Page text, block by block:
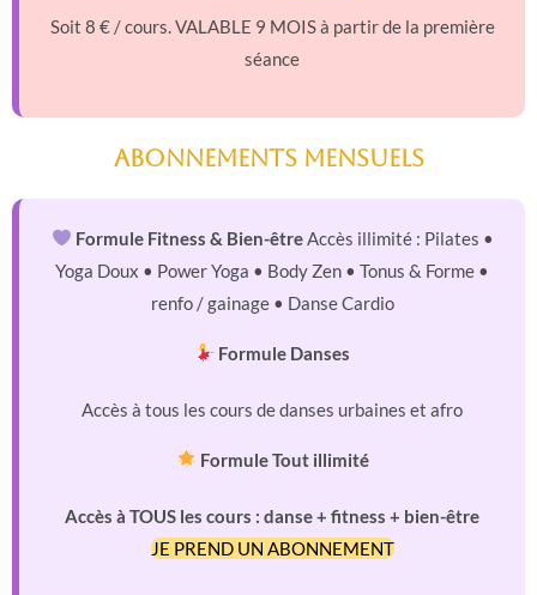
Soit 8 € / cours. VALABLE 9 MOIS à partir de la première
séance
Abonnements mensuels
Formule Fitness & Bien-êtreAccès illimité : Pilates •
Yoga Doux • Power Yoga • Body Zen • Tonus & Forme •
renfo / gainage • Danse Cardio
Formule Danses
Accès à tous les cours de danses urbaines et afro
Formule Tout illimité
Accès à TOUS les cours : danse + fitness + bien-être
JE PREND UN ABONNEMENT